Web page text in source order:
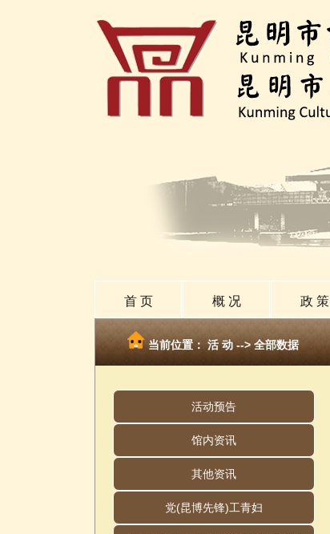
首 页 概 况 政 策
当前位置： 活 动--> 全部数据
活动预告
馆内资讯
其他资讯
党(昆博先锋)工青妇